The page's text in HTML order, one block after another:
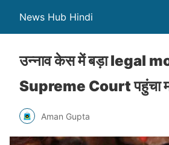
News Hub Hindi
उन्नाव केस में बड़ा legal
Supreme Court पहुंचा
Aman Gupta